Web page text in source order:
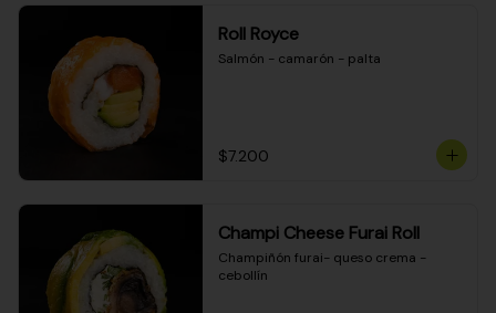
Roll Royce
Salmón - camarón - palta
$7.200
Champi Cheese Furai Roll
Champiñón furai- queso crema -
cebollín